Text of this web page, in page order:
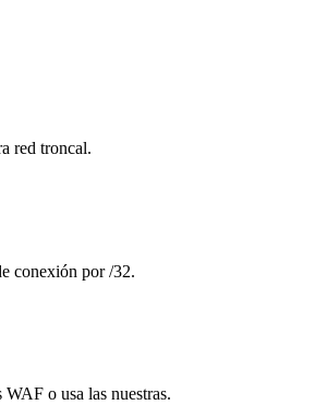
red troncal.
conexión por /32.
o usa las nuestras.